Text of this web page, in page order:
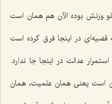
80 کیلو 90 کیلو 100 کیلو وزنش بوده الآن هم همان است
در اینجا فرق کرده است
عدالت در اینجا جا ندارد.
یعنى همان علمیت، همان